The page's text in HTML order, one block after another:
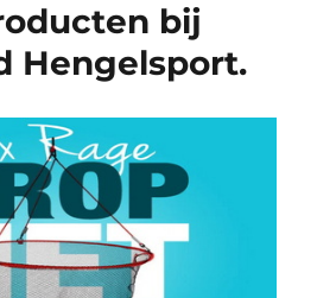
bij
Hengelsport.